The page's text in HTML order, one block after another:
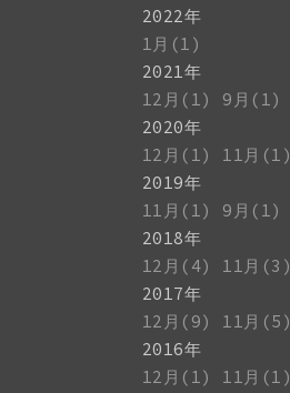
2022年
1月(1)
2021年
12月(1)
9月(1)
2020年
12月(1)
11月(1)
2019年
11月(1)
9月(1)
2018年
12月(4)
11月(3)
2017年
12月(9)
11月(5)
2016年
12月(1)
11月(1)